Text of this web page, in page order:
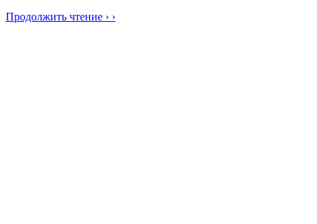
Продолжить чтение › ›